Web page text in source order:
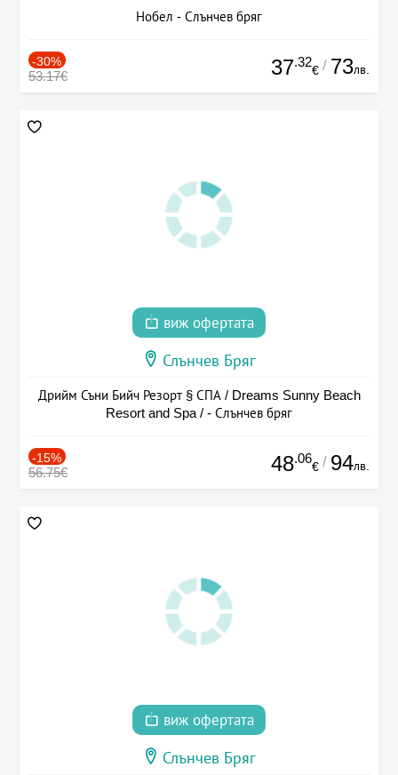
Нобел - Слънчев бряг
-30%
53.17€ 37.32
€ / 73лв.
виж офертата
Слънчев Бряг
Дрийм Съни Бийч Резорт § СПА / Dreams Sunny Beach
Resort and Spa / - Слънчев бряг
-15%
56.75€ 48.06
€ / 94лв.
виж офертата
Слънчев Бряг